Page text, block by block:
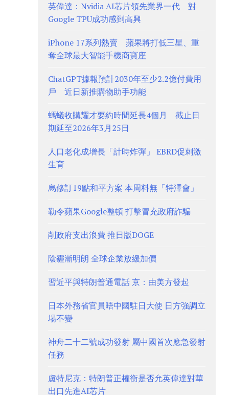
英偉達：Nvidia AI芯片領先業界一代 對
Google TPU成功感到高興
iPhone 17系列熱賣 蘋果將打低三星、重
奪全球最大智能手機商寶座
ChatGPT據報預計2030年至少2.2億付費用
戶 近日新推購物助手功能
螞蟻收購耀才要約時間延長4個月 截止日
期延至2026年3月25日
人口老化成增長「計時炸彈」 EBRD促刺激
生育
烏修訂19點和平方案 本周料無「特澤會」
勒令蘋果Google整頓 打擊冒充政府詐騙
削政府支出浪費 推日版DOGE
陰霾漸明朗 全球企業放緩加價
習近平與特朗普通電話 京：由美方發起
日本外務省官員晤中國駐日大使 日方強調立
場不變
神舟二十二號成功發射 屬中國首次應急發射
任務
盧特尼克：特朗普正權衡是否允英偉達對華
出口先進AI芯片